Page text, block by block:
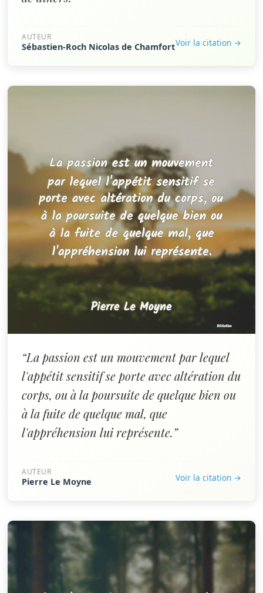
AUTEUR
Sébastien-Roch Nicolas de ChamfortVoir la citation →
“La passion est un mouvement par lequel
l'appétit sensitif se porte avec altération du
corps, ou à la poursuite de quelque bien ou
à la fuite de quelque mal, que
l'appréhension lui représente.”
AUTEUR
Pierre Le Moyne Voir la citation →